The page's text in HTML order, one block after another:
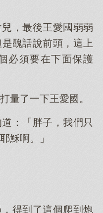
，最後王愛國弱弱
醜話說前頭，這上
必須要在下面保護
量了一下王愛國。
：「胖子，我們只
穌啊。」
得到了這個爬到炮